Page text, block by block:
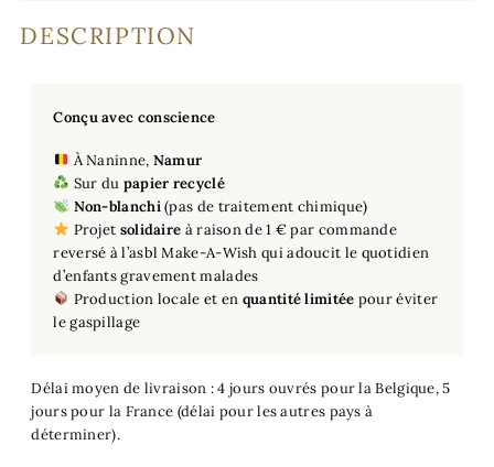
DESCRIPTION
Conçu avec conscience
À Naninne, Namur
Sur du papier recyclé
Non-blanchi(pas de traitement chimique)
Projet solidaire à raison de 1 € par commande
reversé à l’asbl Make-A-Wish qui adoucit le quotidien
d’enfants gravement malades
Production locale et en quantité limitée pour éviter
le gaspillage
Délai moyen de livraison : 4 jours ouvrés pour la Belgique, 5
jours pour la France (délai pour les autres pays à
déterminer).